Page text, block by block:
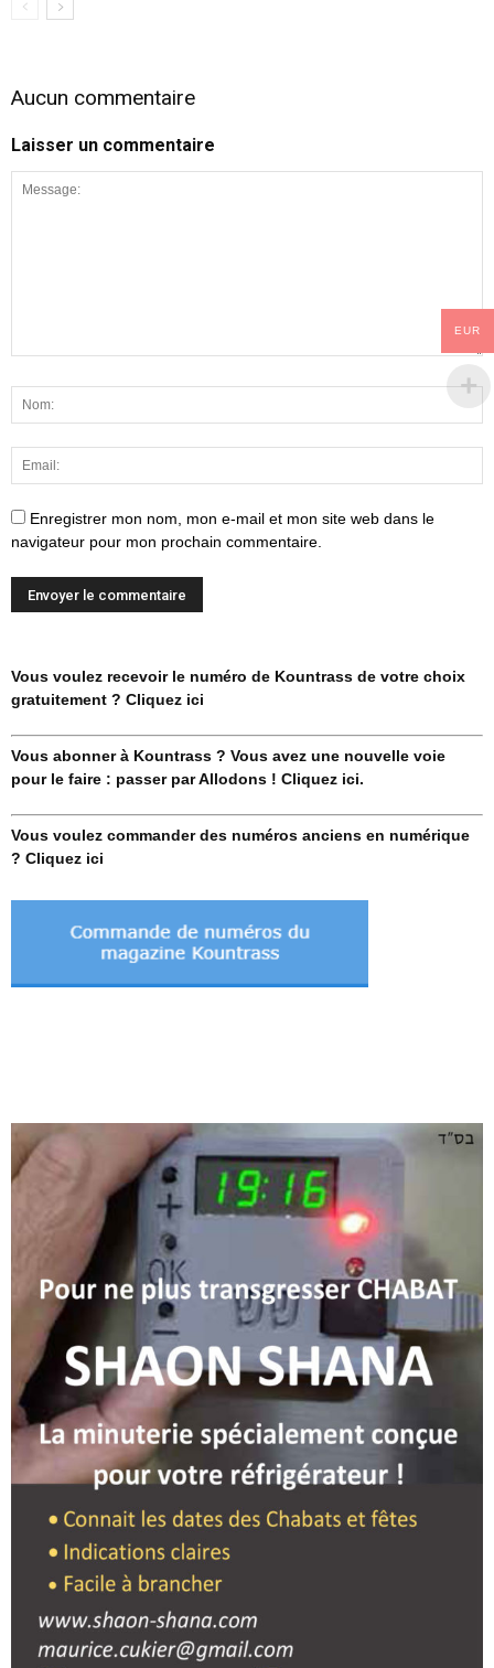
Aucun commentaire
Laisser un commentaire
Enregistrer mon nom, mon e-mail et mon site web dans le
navigateur pour mon prochain commentaire.
Vous voulez recevoir le numéro de Kountrass de votre choix
gratuitement ? Cliquez ici
Vous abonner à Kountrass ? Vous avez une nouvelle voie
pour le faire : passer par Allodons ! Cliquez ici.
Vous voulez commander des numéros anciens en numérique
? Cliquez ici
EUR